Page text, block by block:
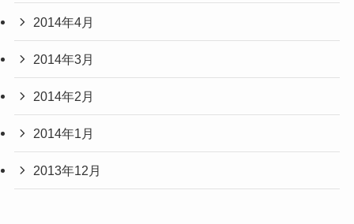
2014年4月
2014年3月
2014年2月
2014年1月
2013年12月